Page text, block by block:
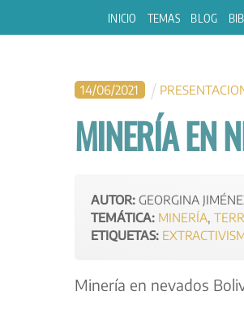
INICIO TEMAS BLOG
14/06/2021
MINERÍA EN
AUTOR:GEORGINA
TEMÁTICA: MINERÍA
ETIQUETAS:
Minería en nevados